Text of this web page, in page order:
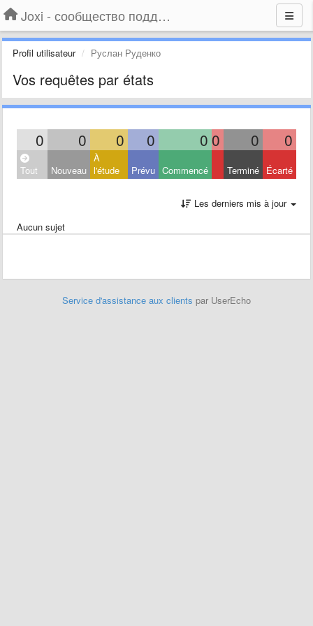
Joxi - сообщество поддержки
Profil utilisateur Руслан Руденко
Vos requêtes par états
0 0 0 0 0 0 0 0
Tout Nouveau
À
l'étude
Prévu Commencé Terminé Écarté
Les derniers mis à jour
Aucun sujet
Service d'assistance aux clients par UserEcho